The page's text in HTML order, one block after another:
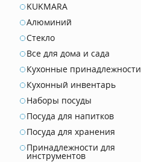
KUKMARA
Алюминий
Стекло
Все для дома и сада
Кухонные принадлежности
Кухонный инвентарь
Наборы посуды
Посуда для напитков
Посуда для хранения
Принадлежности для
инструментов